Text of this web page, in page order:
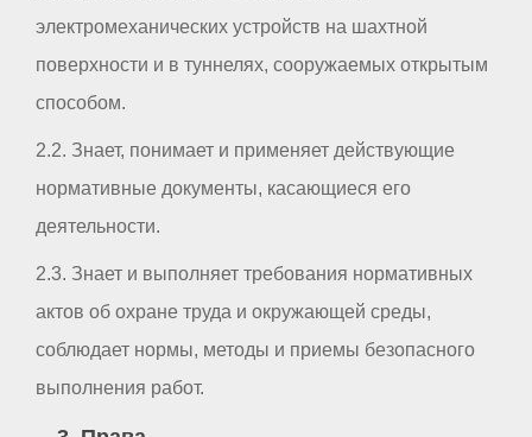
электромеханических устройств на шахтной
поверхности и в туннелях, сооружаемых открытым
способом.
2.2. Знает, понимает и применяет действующие
нормативные документы, касающиеся его
деятельности.
2.3. Знает и выполняет требования нормативных
актов об охране труда и окружающей среды,
соблюдает нормы, методы и приемы безопасного
выполнения работ.